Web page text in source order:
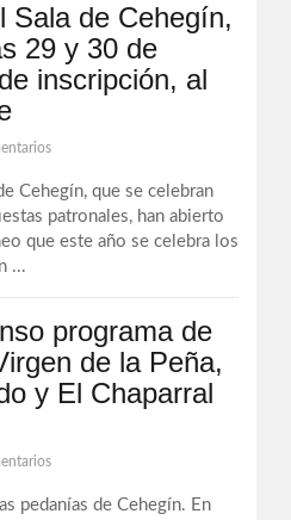
Sala de Cehegín,
29 y 30 de
inscripción, al
Cehegín, que se celebran
patronales, han abierto
que este año se celebra los
...
programa de
de la Peña,
y El Chaparral
pedanías de Cehegín. En